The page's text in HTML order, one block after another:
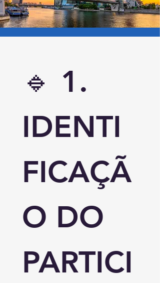
🔹 1.
IDENTI
FICAÇÃ
O DO
PARTICI